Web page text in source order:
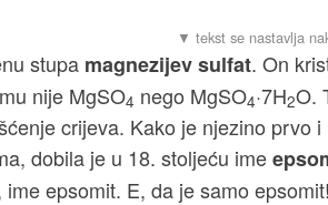
stupa magnezijev sulfat. On
nije MgSO4 nego MgSO4·7H2O.
crijeva. Kako je njezino prvo
dobila je u 18. stoljeću ime
ime epsomit. E, da je samo epsomit!